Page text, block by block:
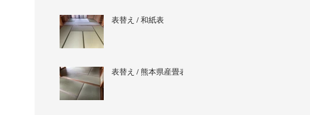
表替え / 和紙表
表替え / 熊本県産畳表